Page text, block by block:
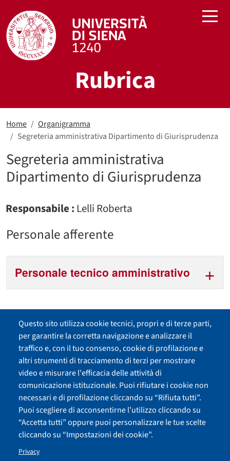
Rubrica
Questo sito utilizza cookie tecnici, propri e di terze parti,
per garantire la corretta navigazione e analizzare il
traffico e, con il tuo consenso, cookie di profilazione e
altri strumenti di tracciamento di terzi per mostrare
video e misurare l'efficacia delle attività di
comunicazione istituzionale. Puoi rifiutare i cookie non
necessari e di profilazione cliccando su “Rifiuta tutti”.
Puoi scegliere di acconsentirne l’utilizzo cliccando su
“Accetta tutti” oppure puoi personalizzare le tue scelte
cliccando su “Impostazioni dei cookie”.
Privacy
Home
Organigramma
Segreteria amministrativa Dipartimento di Giurisprudenza
Segreteria amministrativa
Dipartimento di Giurisprudenza
Responsabile : Lelli Roberta
Personale afferente
Personale tecnico amministrativo
Fa parte di
Direzione Generale
Cambia idea sui cookie
Uffici e amministrazione
VoIP di Ateneo